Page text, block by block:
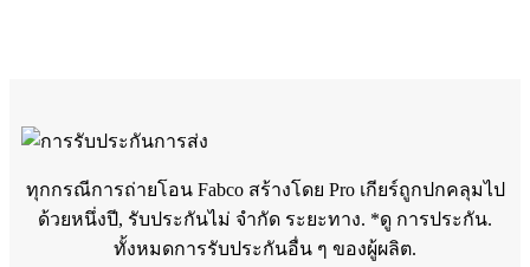
ทุกกรณีการถ่ายโอน Fabco สร้างโดย Pro เกียร์ถูกปกคลุมไป
ด้วยหนึ่งปี, รับประกันไม่ จำกัด ระยะทาง. *ดู การประกัน.
ทั้งหมดการรับประกันอื่น ๆ ของผู้ผลิต.